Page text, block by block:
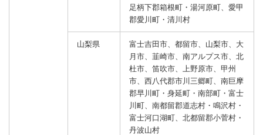
足柄下郡箱根町・湯河原町、愛甲
郡愛川町・清川村
山梨県
富士吉田市、都留市、山梨市、大
月市、韮崎市、南アルプス市、北
杜市、笛吹市、上野原市、甲州
市、西八代郡市川三郷町、南巨摩
郡早川町・身延町・南部町・富士
川町、南都留郡道志村・鳴沢村・
富士河口湖町、北都留郡小菅村・
丹波山村